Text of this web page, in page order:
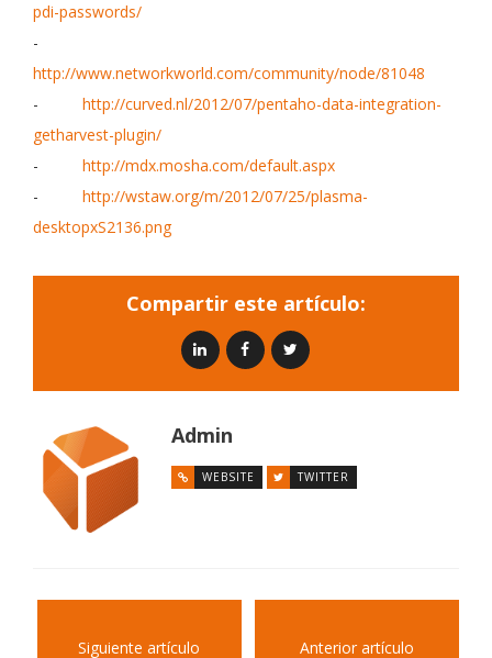
pdi-passwords/
-
http://www.networkworld.com/community/node/81048
-
http://curved.nl/2012/07/pentaho-data-integration-
getharvest-plugin/
-
http://mdx.mosha.com/default.aspx
-
http://wstaw.org/m/2012/07/25/plasma-
desktopxS2136.png
Compartir este artículo:
Admin
WEBSITE TWITTER
Siguiente artículo Anterior artículo